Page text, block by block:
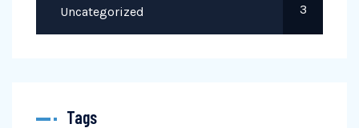
Uncategorized 3
Tags